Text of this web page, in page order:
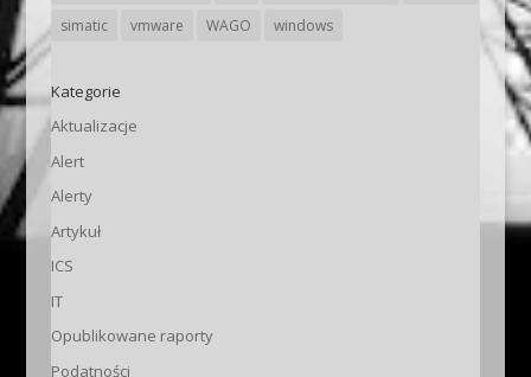
simatic
vmware WAGO windows
Kategorie
Aktualizacje
Alert
Alerty
Artykuł
ICS
IT
Opublikowane raporty
Podatności